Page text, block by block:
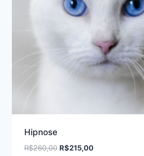
Hipnose
R$260,00 O
R$215,00O